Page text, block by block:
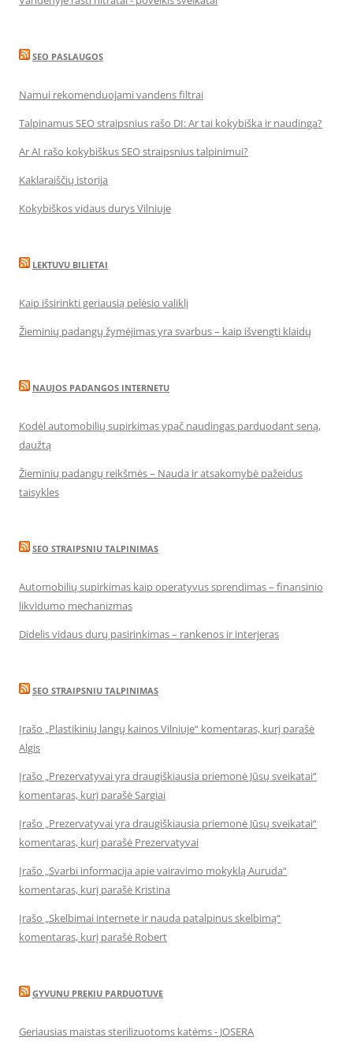
SEO PASLAUGOS
Namui rekomenduojami vandens filtrai
Talpinamus SEO straipsnius rašo DI: Ar tai kokybiška ir naudinga?
Ar AI rašo kokybiškus SEO straipsnius talpinimui?
Kaklaraiščių istorija
Kokybiškos vidaus durys Vilniuje
LEKTUVU BILIETAI
Kaip išsirinkti geriausią pelėsio valiklį
Žieminių padangų žymėjimas yra svarbus – kaip išvengti klaidų
NAUJOS PADANGOS INTERNETU
Kodėl automobilių supirkimas ypač naudingas parduodant seną,
daužtą
Žieminių padangų reikšmės – Nauda ir atsakomybė pažeidus
taisykles
SEO STRAIPSNIU TALPINIMAS
Automobilių supirkimas kaip operatyvus sprendimas – finansinio
likvidumo mechanizmas
Didelis vidaus durų pasirinkimas – rankenos ir interjeras
SEO STRAIPSNIU TALPINIMAS
Įrašo „Plastikinių langų kainos Vilniuje“ komentaras, kurį parašė
Algis
Įrašo „Prezervatyvai yra draugiškiausia priemonė Jūsų sveikatai“
komentaras, kurį parašė Sargiai
Įrašo „Prezervatyvai yra draugiškiausia priemonė Jūsų sveikatai“
komentaras, kurį parašė Prezervatyvai
Įrašo „Svarbi informacija apie vairavimo mokyklą Auruda“
komentaras, kurį parašė Kristina
Įrašo „Skelbimai internete ir nauda patalpinus skelbimą“
komentaras, kurį parašė Robert
GYVUNU PREKIU PARDUOTUVE
Geriausias maistas sterilizuotoms katėms - JOSERA